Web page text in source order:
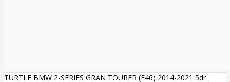
TURTLE BMW 2-SERIES GRAN TOURER (F46) 2014-2021 5dr